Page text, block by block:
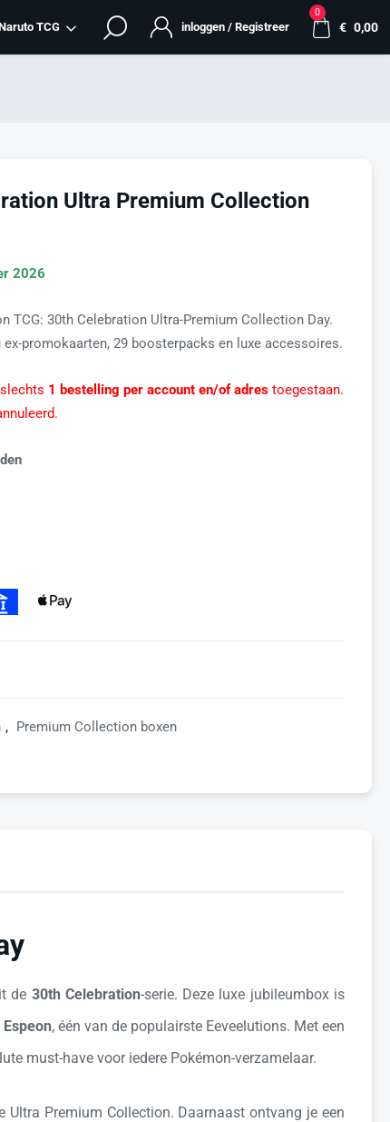
0
€ 0,00
inloggen / Registreer
TCG
Ultra Premium Collection
2026
TCG: 30th Celebration Ultra-Premium Collection Day.
promokaarten, 29 boosterpacks en luxe accessoires.
1 bestelling per account en/of adrestoegestaan.
, Premium Collection boxen
de 30th Celebration-serie. Deze luxe jubileumbox is
Espeon, één van de populairste Eeveelutions. Met een
must-have voor iedere Pokémon-verzamelaar.
Premium Collection. Daarnaast ontvang je een